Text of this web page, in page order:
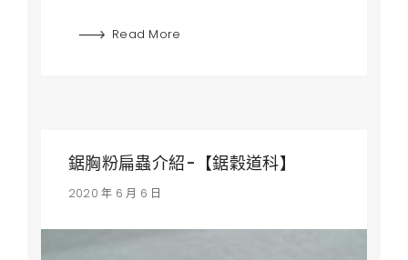
Read More
鋸胸粉扁蟲介紹-【鋸穀道科】
2020 年 6 月 6 日